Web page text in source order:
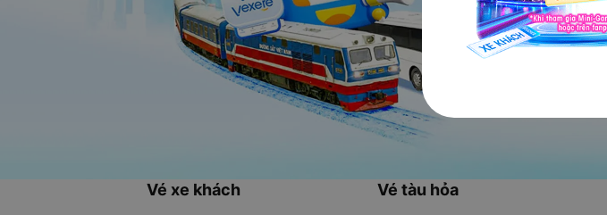
Vé xe khách Vé tàu hỏa